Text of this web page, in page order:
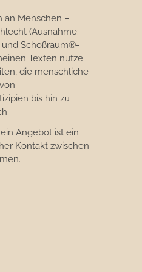
an Menschen –
(Ausnahme:
und Schoßraum®-
Texten nutze
die menschliche
bis hin zu
Angebot ist ein
Kontakt zwischen